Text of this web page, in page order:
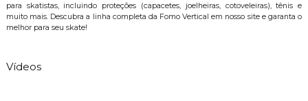
para skatistas, incluindo proteções (capacetes, joelheiras, cotoveleiras), tênis e
muito mais. Descubra a linha completa da Fomo Vertical em nosso site e garanta o
melhor para seu skate!
Vídeos